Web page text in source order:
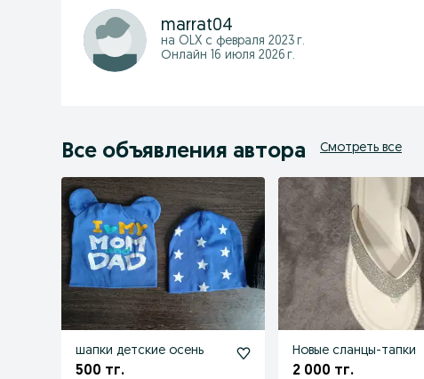
marrat04
на OLX с февраля 2023 г.
Онлайн 16 июля 2026 г.
Все объявления автора Смотреть все
шапки детские осень
500 тг.
Новые сланцы-тапки
2 000 тг.